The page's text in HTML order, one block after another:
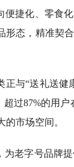
便捷化、零食
态，精准契
与“送礼送
过87%的用
市场空间。
老字号品牌